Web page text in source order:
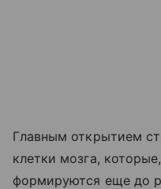
Главным открытием
клетки мозга,
формируются еще до